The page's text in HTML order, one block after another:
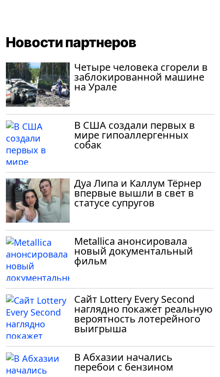
Новости партнеров
Четыре человека сгорели в
заблокированной машине
на Урале
В США создали первых в
мире гипоаллергенных
собак
Дуа Липа и Каллум Тёрнер
впервые вышли в свет в
статусе супругов
Metallica анонсировала
новый документальный
фильм
Сайт Lottery Every Second
наглядно покажет реальную
вероятность лотерейного
выигрыша
В Абхазии начались
перебои с бензином